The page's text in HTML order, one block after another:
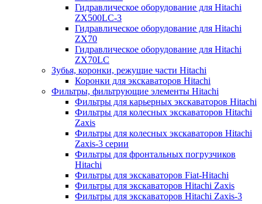
Гидравлическое оборудование для Hitachi
ZX500LC-3
Гидравлическое оборудование для Hitachi
ZX70
Гидравлическое оборудование для Hitachi
ZX70LC
Зубья, коронки, режущие части Hitachi
Коронки для экскаваторов Hitachi
Фильтры, фильтрующие элементы Hitachi
Фильтры для карьерных экскаваторов Hitachi
Фильтры для колесных экскаваторов Hitachi
Zaxis
Фильтры для колесных экскаваторов Hitachi
Zaxis-3 серии
Фильтры для фронтальных погрузчиков
Hitachi
Фильтры для экскаваторов Fiat-Hitachi
Фильтры для экскаваторов Hitachi Zaxis
Фильтры для экскаваторов Hitachi Zaxis-3